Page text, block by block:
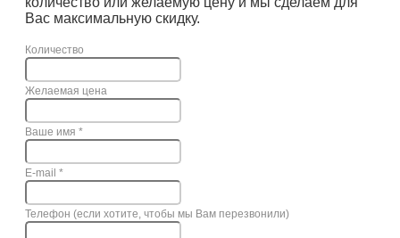
Вас максимальную скидку.
Количество
Желаемая цена
Ваше имя *
E-mail *
Телефон (если хотите, чтобы мы Вам перезвонили)